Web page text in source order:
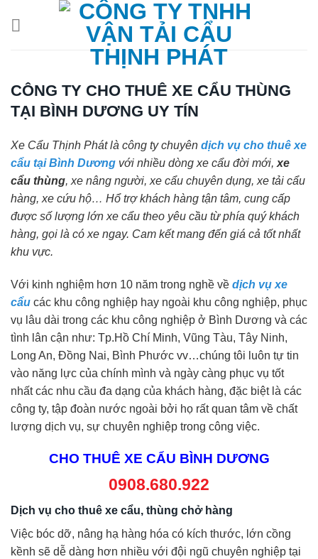
CÔNG TY CHO THUÊ XE CẨU THÙNG
TẠI BÌNH DƯƠNG UY TÍN
Xe Cẩu Thịnh Phát là công ty chuyên dịch vụ cho thuê xe
cẩu tại Bình Dương với nhiều dòng xe cẩu đời mới, xe
cẩu thùng, xe nâng người, xe cẩu chuyên dụng, xe tải cẩu
hàng, xe cứu hộ… Hổ trợ khách hàng tận tâm, cung cấp
được số lượng lớn xe cẩu theo yêu cầu từ phía quý khách
hàng, gọi là có xe ngay. Cam kết mang đến giá cả tốt nhất
khu vực.
Với kinh nghiệm hơn 10 năm trong nghề về dịch vụ xe
cẩu các khu công nghiệp hay ngoài khu công nghiệp, phục
vụ lâu dài trong các khu công nghiệp ở Bình Dương và các
tình lân cận như: Tp.Hồ Chí Minh, Vũng Tàu, Tây Ninh,
Long An, Đồng Nai, Bình Phước vv…chúng tôi luôn tự tin
vào năng lực của chính mình và ngày càng phục vụ tốt
nhất các nhu cầu đa dạng của khách hàng, đặc biệt là các
công ty, tập đoàn nước ngoài bởi họ rất quan tâm về chất
lượng dịch vụ, sự chuyên nghiệp trong công việc.
CHO THUÊ XE CẨU BÌNH DƯƠNG
0908.680.922
Dịch vụ cho thuê xe cẩu, thùng chở hàng
Việc bóc dỡ, nâng hạ hàng hóa có kích thước, lớn cồng
kềnh sẽ dễ dàng hơn nhiều với đội ngũ chuyên nghiệp tại